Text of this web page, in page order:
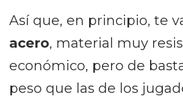
Así que, en principio, te
acero, material muy
económico, pero de
peso que las de los